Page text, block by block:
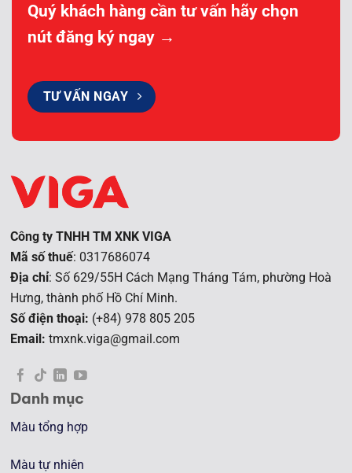
Quý khách hàng cần tư vấn hãy chọn
nút đăng ký ngay →
TƯ VẤN NGAY
Công ty TNHH TM XNK VIGA
Mã số thuế: 0317686074
Địa chỉ: Số 629/55H Cách Mạng Tháng Tám, phường Hoà
Hưng, thành phố Hồ Chí Minh.
Số điện thoại: (+84) 978 805 205
Email: tmxnk.viga@gmail.com
Danh mục
Màu tổng hợp
Màu tự nhiên